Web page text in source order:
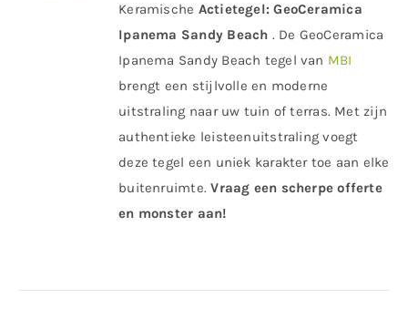
Keramische Actietegel: GeoCeramica
Ipanema Sandy Beach . De GeoCeramica
Ipanema Sandy Beach tegel van MBI
brengt een stijlvolle en moderne
uitstraling naar uw tuin of terras. Met zijn
authentieke leisteenuitstraling voegt
deze tegel een uniek karakter toe aan elke
buitenruimte.Vraag een scherpe offerte
en monster aan!